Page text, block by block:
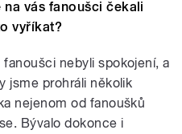
vás fanoušci čekali
vyříkat?
nebyli spokojení, a
jsme prohráli několik
nejenom od fanoušků
Bývalo dokonce i